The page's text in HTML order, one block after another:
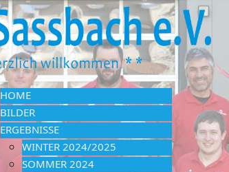
HOME
BILDER
ERGEBNISSE
WINTER 2024/2025
SOMMER 2024